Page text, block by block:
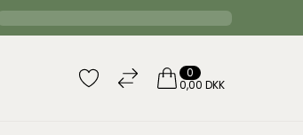
4.9 / 5
0
0,00 DKK